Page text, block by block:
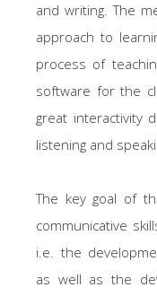
and writing. The
approach to
process of
software for the
great interactivity
listening and
The key goal of
communicative
i.e. the
as well as the